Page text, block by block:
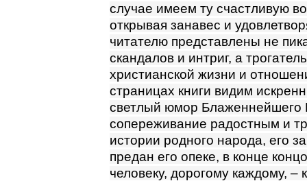
случае имеем ту счастливую
открывая занавес и
читателю представлены не
скандалов и интриг, а
христианской жизни и
страницах книги видим
светлый юмор Блаженнейшего
сопереживание радостным и
истории родного народа, его
предан его опеке, в конце
человеку, дорогому каждому, –